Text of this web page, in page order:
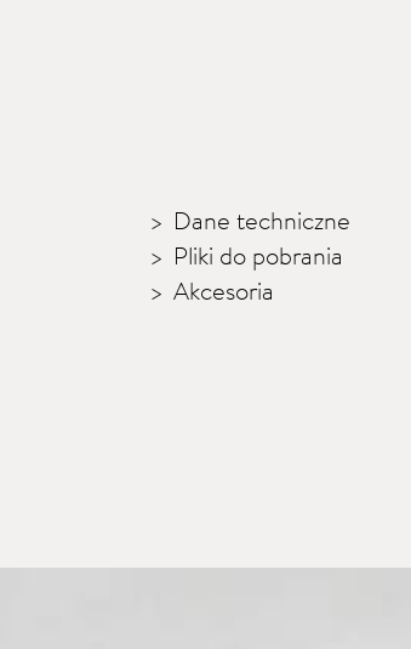
Dane techniczne
Pliki do pobrania
Akcesoria